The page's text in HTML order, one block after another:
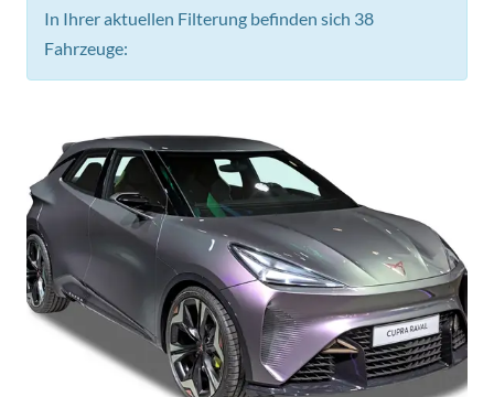
In Ihrer aktuellen Filterung befinden sich 38
Fahrzeuge: